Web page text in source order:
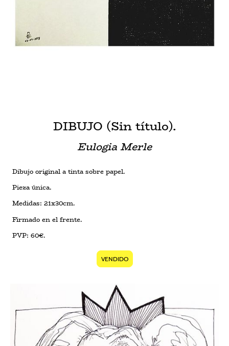
DIBUJO (Sin título).
Eulogia Merle
Dibujo original a tinta sobre papel.
Pieza única.
Medidas: 21x30cm.
Firmado en el frente.
PVP: 60€.
VENDIDO